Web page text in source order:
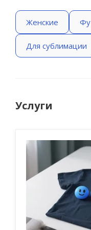
Женские
Для сублимации
Услуги